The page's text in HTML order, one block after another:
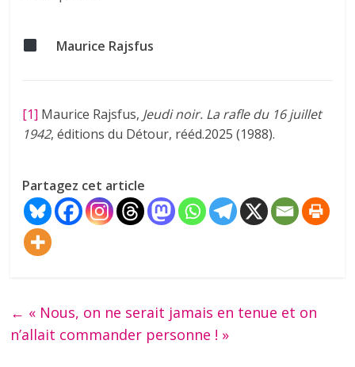
Maurice Rajsfus
[1] Maurice Rajsfus, Jeudi noir. La rafle du 16 juillet
1942, éditions du Détour, rééd.2025 (1988).
Partagez cet article
← « Nous, on ne serait jamais en tenue et on
n’allait commander personne ! »